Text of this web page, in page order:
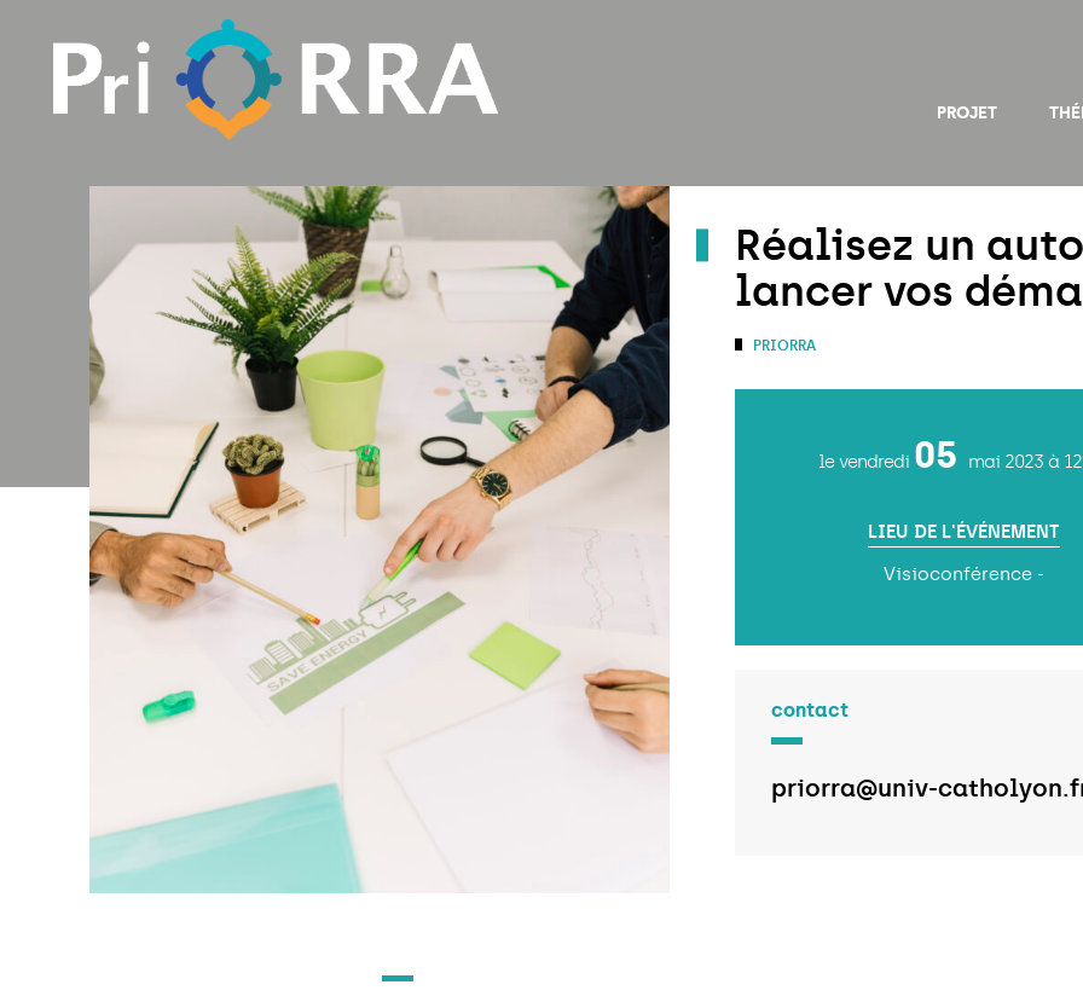
PROJET
Réalisez un
lancer vos
PRIORRA
le vendredi 05 mai 2023 à
LIEU DE L'ÉVÉNEMENT
Visioconférence -
contact
priorra@univ-